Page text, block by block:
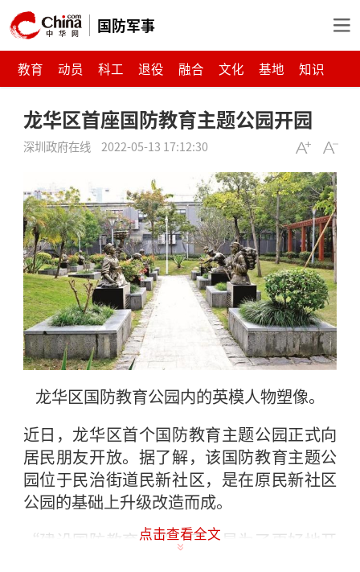
国防军事
教育 动员 科工 退役 融合 文化 基地 知识
龙华区首座国防教育主题公园开园
深圳政府在线 2022-05-13 17:12:30
龙华区国防教育公园内的英模人物塑像。
近日，龙华区首个国防教育主题公园正式向
居民朋友开放。据了解，该国防教育主题公
园位于民治街道民新社区，是在原民新社区
公园的基础上升级改造而成。
“建设国防教育主题公园，是为了更好地开
点击查看全文